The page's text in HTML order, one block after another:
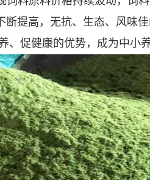
提高，无抗、生态、风味
促健康的优势，成为中小